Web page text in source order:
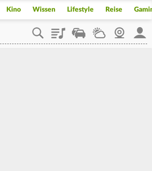
Kino Wissen Lifestyle Reise
PlaylistStaupilotWetterWebcam